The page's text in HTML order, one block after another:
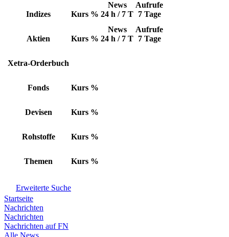
Indizes Kurs %
News
24 h / 7 T
Aufrufe
7 Tage
Aktien Kurs %
News
24 h / 7 T
Aufrufe
7 Tage
Xetra-Orderbuch
Fonds Kurs %
Devisen Kurs %
Rohstoffe Kurs %
Themen Kurs %
Erweiterte Suche
Startseite
Nachrichten
Nachrichten
Nachrichten auf FN
Alle News